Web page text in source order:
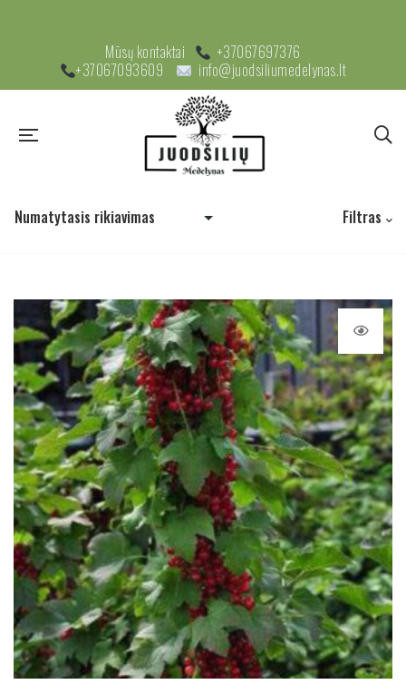
Mūsų kontaktai
+37067697376
+37067093609
info@juodsiliumedelynas.lt
Filtras